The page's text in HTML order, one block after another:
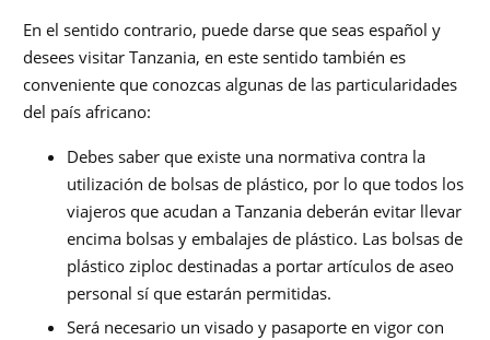
En el sentido contrario, puede darse que seas español y
desees visitar Tanzania, en este sentido también es
conveniente que conozcas algunas de las particularidades
del país africano:
Debes saber que existe una normativa contra la
utilización de bolsas de plástico, por lo que todos los
viajeros que acudan a Tanzania deberán evitar llevar
encima bolsas y embalajes de plástico. Las bolsas de
plástico ziploc destinadas a portar artículos de aseo
personal sí que estarán permitidas.
Será necesario un visado y pasaporte en vigor con